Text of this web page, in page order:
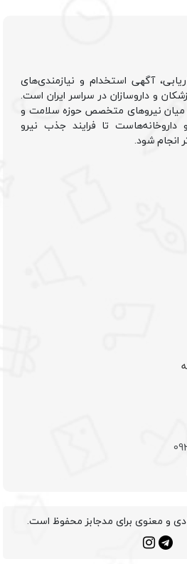
آگهی استخدام و نیازمندی‌های
و داروسازان در سراسر ایران است.
نیروهای متخصص حوزه سلامت و
داروخانه‌هاست تا فرایند جذب نیرو
انجام شود.